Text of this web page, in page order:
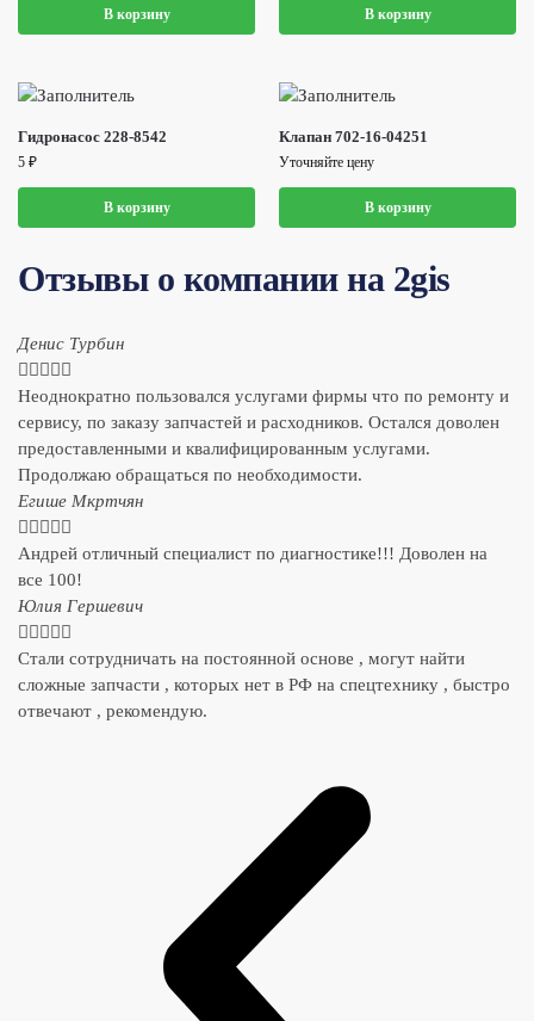
В корзину В корзину
Гидронасос 228-8542
5 ₽
В корзину
Клапан 702-16-04251
Уточняйте цену
В корзину
Отзывы о компании на 2gis
Денис Турбин
    
Неоднократно пользовался услугами фирмы что по ремонту и
сервису, по заказу запчастей и расходников. Остался доволен
предоставленными и квалифицированным услугами.
Продолжаю обращаться по необходимости.
​Егише Мкртчян
    
Андрей отличный специалист по диагностике!!! Доволен на
все 100!
​Юлия Гершевич
    
Стали сотрудничать на постоянной основе , могут найти
сложные запчасти , которых нет в РФ на спецтехнику , быстро
отвечают , рекомендую.